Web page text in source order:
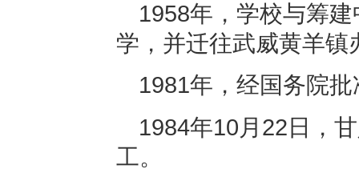
1958年，学校与筹
学，并迁往武威黄羊镇
1981年，经国务院
1984年10月22日，
工。